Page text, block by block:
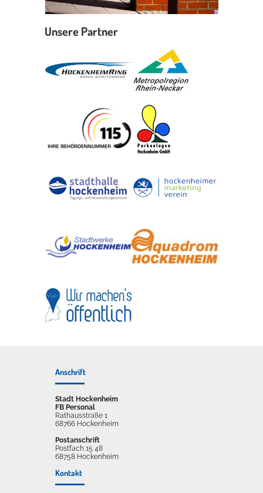
Unsere Partner
Anschrift
Stadt Hockenheim
FB Personal
Rathausstraße 1
68766 Hockenheim
Postanschrift
Postfach 15 48
68758 Hockenheim
Kontakt